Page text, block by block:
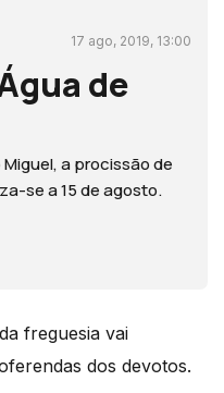
17 ago, 2019, 13:00
de
Miguel, a procissão de
se a 15 de agosto.
freguesia vai
dos devotos.